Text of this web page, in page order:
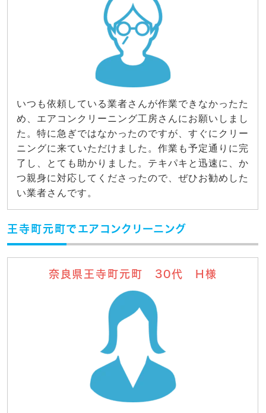
いつも依頼している業者さんが作業できなかったた
め、エアコンクリーニング工房さんにお願いしまし
た。特に急ぎではなかったのですが、すぐにクリー
ニングに来ていただけました。作業も予定通りに完
了し、とても助かりました。テキパキと迅速に、か
つ親身に対応してくださったので、ぜひお勧めした
い業者さんです。
王寺町元町でエアコンクリーニング
奈良県王寺町元町 30代 H様